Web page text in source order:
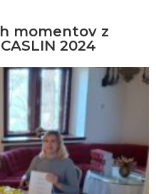
momentov z
2024